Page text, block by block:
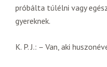
próbálta túlélni vagy
gyereknek.
K. P. J.: – Van, aki